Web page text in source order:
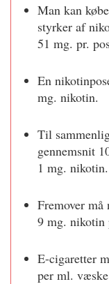
Man kan
styrker af
51 mg. pr.
En
mg. nikotin.
Til
gennemsnit
1 mg. nikotin.
Fremover
9 mg. nikotin
E-cigaretter
per ml.